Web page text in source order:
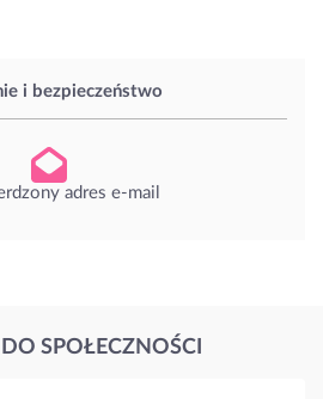
i bezpieczeństwo
adres e-mail
SPOŁECZNOŚCI